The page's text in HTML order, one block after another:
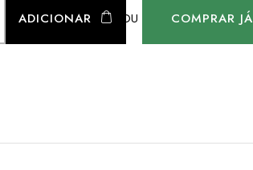
ADICIONAR OU COMPRAR JÁ